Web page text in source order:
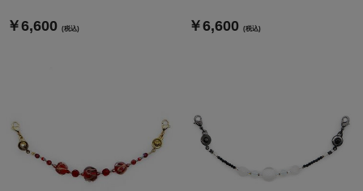
￥6,600 (税込) ￥6,600 (税込)